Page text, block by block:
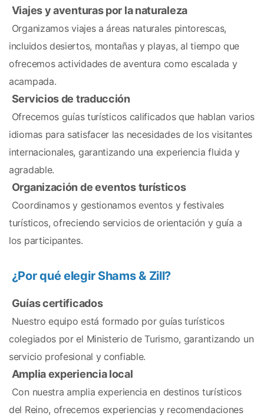
Viajes y aventuras por la naturaleza
incluidos desiertos, montañas y playas, al tiempo que
ofrecemos actividades de aventura como escalada y
acampada.
Servicios de traducción
idiomas para satisfacer las necesidades de los visitantes
internacionales, garantizando una experiencia fluida y
agradable.
Organización de eventos turísticos
turísticos, ofreciendo servicios de orientación y guía a
los participantes.
¿Por qué elegir Shams & Zill?
Guías certificados
colegiados por el Ministerio de Turismo, garantizando un
servicio profesional y confiable.
Amplia experiencia local
del Reino, ofrecemos experiencias y recomendaciones